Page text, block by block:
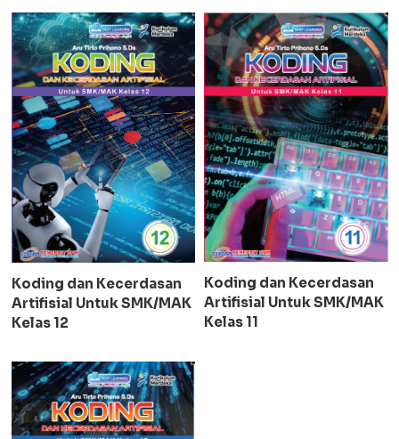
Koding dan Kecerdasan
Artifisial Untuk SMK/MAK
Kelas 12
Koding dan Kecerdasan
Artifisial Untuk SMK/MAK
Kelas 11